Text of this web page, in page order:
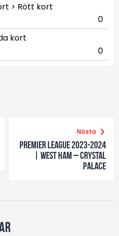
> Rött kort
0
kort
0
Nästa
Premier League 2023-2024
| West Ham – Crystal
Palace